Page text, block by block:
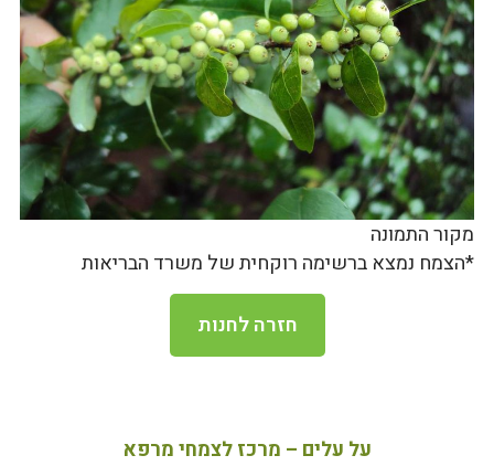
מקור התמונה
*הצמח נמצא ברשימה רוקחית של משרד הבריאות
חזרה לחנות
על עלים – מרכז לצמחי מרפא